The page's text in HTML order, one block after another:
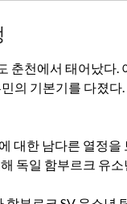
춘천에서 태어났다.
의 기본기를 다졌다.
대한 남다른 열정
독일 함부르크 유